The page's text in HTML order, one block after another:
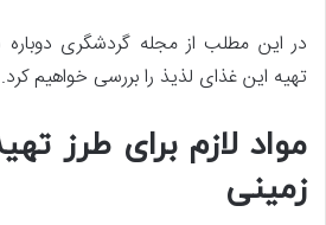
در این مطلب از مجله گردشگری دوباره
تهیه این غذای لذیذ را بررسی خواهیم کرد.
مواد لازم برای طرز
زمینی